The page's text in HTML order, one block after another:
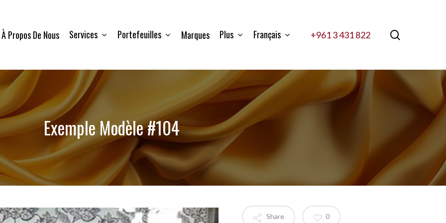
À Propos De Nous Services Portefeuilles Marques Plus Français +961 3 431 822
Exemple Modèle #104
Share 0